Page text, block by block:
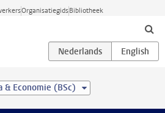
OrganisatiegidsBibliotheek
& Economie (BSc)